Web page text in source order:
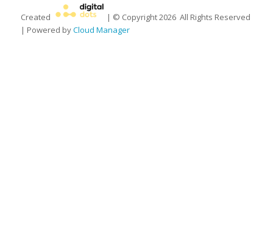
Created | © Copyright2026All Rights Reserved
| Powered byCloud Manager